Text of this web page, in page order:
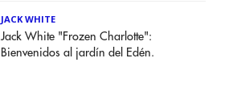
JACK WHITE
Jack White "Frozen Charlotte":
Bienvenidos al jardín del Edén.